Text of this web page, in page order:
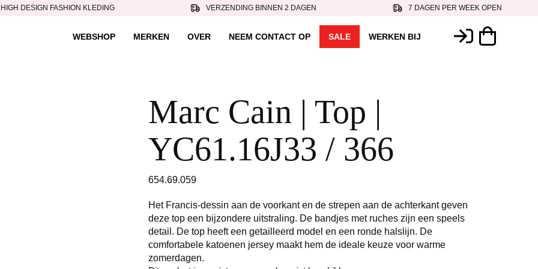
HIGH DESIGN FASHION KLEDING VERZENDING BINNEN 2 DAGEN 7 DAGEN PER WEEK OPEN
WEBSHOP MERKEN OVER NEEM CONTACT OP SALE WERKEN BIJ
Marc Cain | Top |
YC61.16J33 / 366
654.69.059
Het Francis-dessin aan de voorkant en de strepen aan de achterkant geven
deze top een bijzondere uitstraling. De bandjes met ruches zijn een speels
detail. De top heeft een getailleerd model en een ronde halslijn. De
comfortabele katoenen jersey maakt hem de ideale keuze voor warme
zomerdagen.